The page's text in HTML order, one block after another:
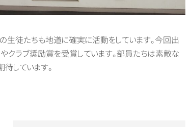
徒たちも地道に確実に活動をしています。今回出
クラブ奨励賞を受賞しています。部員たちは素敵な
しています。